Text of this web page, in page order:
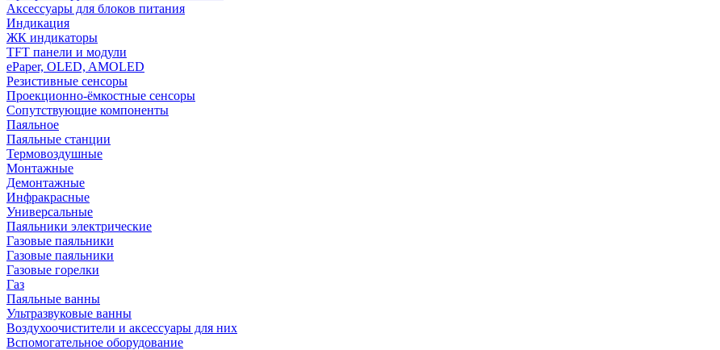
Аксессуары для блоков питания
Индикация
ЖК индикаторы
TFT панели и модули
ePaper, OLED, AMOLED
Резистивные сенсоры
Проекционно-ёмкостные сенсоры
Сопутствующие компоненты
Паяльное
Паяльные станции
Термовоздушные
Монтажные
Демонтажные
Инфракрасные
Универсальные
Паяльники электрические
Газовые паяльники
Газовые паяльники
Газовые горелки
Газ
Паяльные ванны
Ультразвуковые ванны
Воздухоочистители и аксессуары для них
Вспомогательное оборудование